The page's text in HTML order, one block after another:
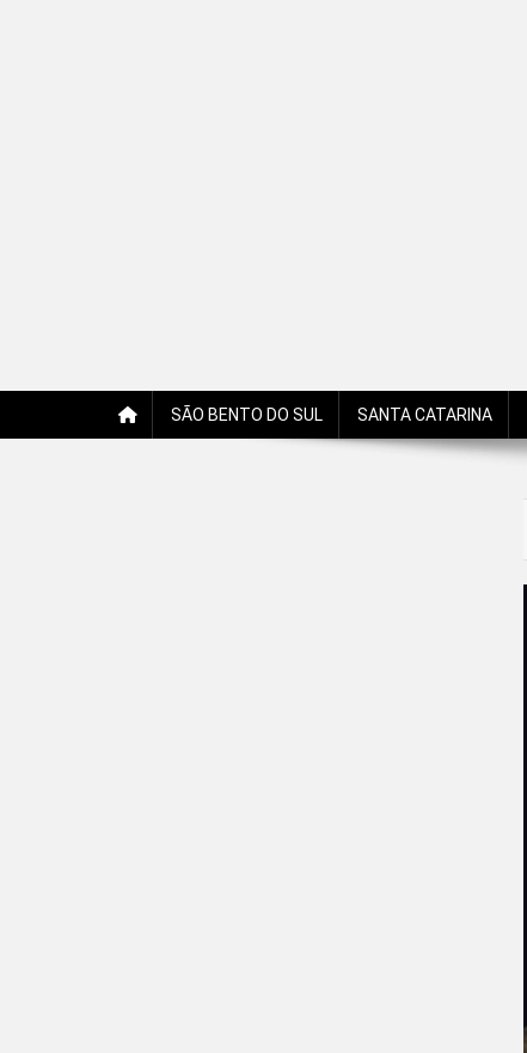
SÃO BENTO DO SUL SANTA CATARINA